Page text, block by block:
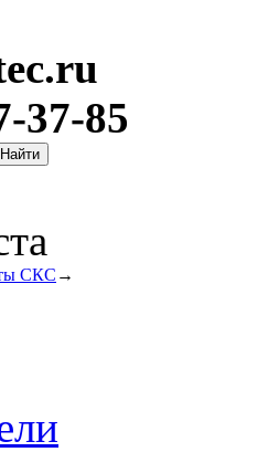
37-85
СКС →